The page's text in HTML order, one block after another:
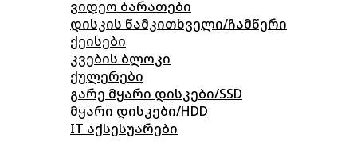
ვიდეო ბარათები
დისკის წამკითხველი/ჩამწერი
ქეისები
კვების ბლოკი
ქულერები
გარე მყარი დისკები/SSD
მყარი დისკები/HDD
IT აქსესუარები